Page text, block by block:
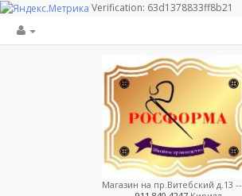
Verification: 63d1378833ff8b21
Магазин на пр.Витебский д.13 --